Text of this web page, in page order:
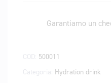
Garantiamo un
500011
Hydration drink